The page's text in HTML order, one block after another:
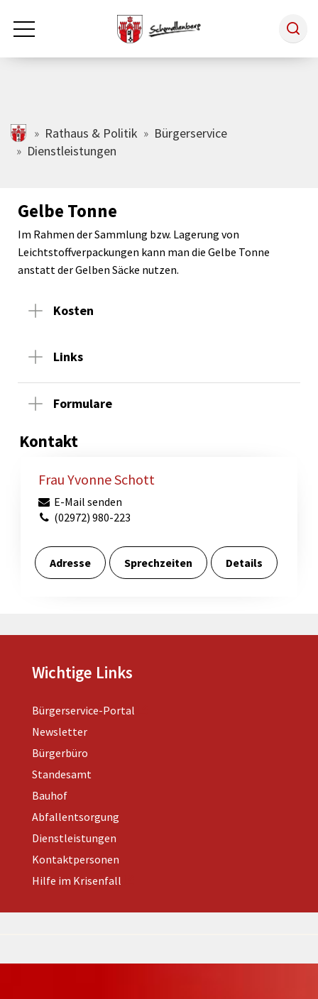
Zum Hauptinhalt springen
Rathaus & Politik
Tourismus
Freizeit & Kultur
Wirtschaft
schmallenberg.de
Rathaus & Politik
Bürgerservice
Dienstleistungen
Gelbe Tonne
Im Rahmen der Sammlung bzw. Lagerung von
Leichtstoffverpackungen kann man die Gelbe Tonne
anstatt der Gelben Säcke nutzen.
Kosten
Links
Formulare
Kontakt
Frau Yvonne Schott
E-Mail senden
(02972) 980-223
Adresse Sprechzeiten Details
Wichtige Links
Bürgerservice-Portal
Newsletter
Bürgerbüro
Standesamt
Bauhof
Abfallentsorgung
Dienstleistungen
Kontaktpersonen
Hilfe im Krisenfall